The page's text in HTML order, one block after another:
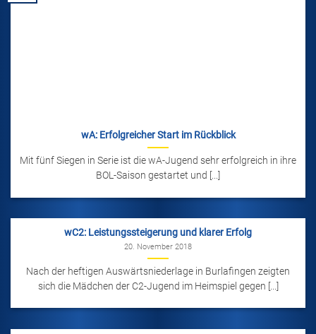
wA: Erfolgreicher Start im Rückblick
Mit fünf Siegen in Serie ist die wA-Jugend sehr erfolgreich in ihre
BOL-Saison gestartet und [...]
wC2: Leistungssteigerung und klarer Erfolg
20. November 2018
Nach der heftigen Auswärtsniederlage in Burlafingen zeigten
sich die Mädchen der C2-Jugend im Heimspiel gegen [...]